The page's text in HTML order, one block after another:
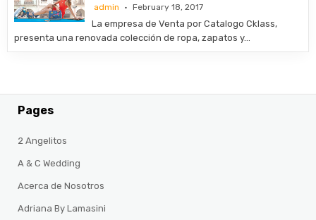
admin February 18, 2017
La empresa de Venta por Catalogo Cklass,
presenta una renovada colección de ropa, zapatos y…
Pages
2 Angelitos
A & C Wedding
Acerca de Nosotros
Adriana By Lamasini